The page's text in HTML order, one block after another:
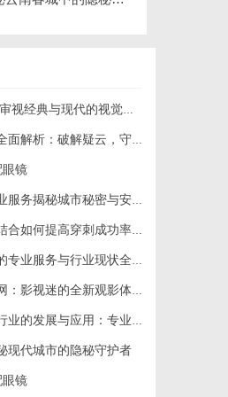
经典与现代的视觉盛宴
破解疑云，守护真相的专家助力
眼镜
揭秘城市秘密与安心守护
高穿刺成功率？立方幻境给出答案
服务与行业现状全面解析
视迷的全新观影体验平台
应用：专业侦探服务的全方位解析
现代城市的隐秘守护者
眼镜